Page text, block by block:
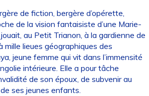
de fiction, bergère d’opérette,
de la vision fantaisiste d’une Marie-
au Petit Trianon, à la gardienne de
lieues géographiques des
jeune femme qui vit dans l’immensité
intérieure. Elle a pour tâche
de son époux, de subvenir au
ses jeunes enfants.